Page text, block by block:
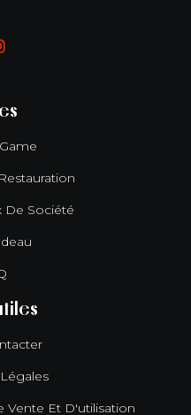
De Société
Vente Et D'utilisation